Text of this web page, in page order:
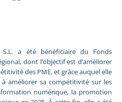
S.L. a été bénéficiaire du Fonds
dont l’objectif est d’améliorer
des PME, et grâce auquel elle
améliorer sa compétitivité sur les
numérique, la promotion